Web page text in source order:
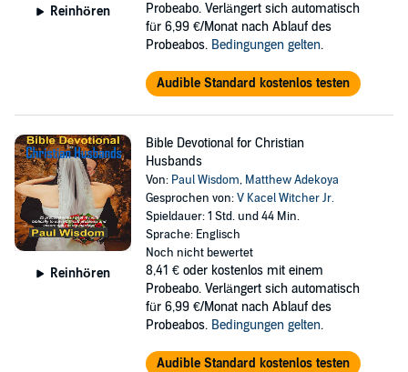
Reinhören
Probeabo. Verlängert sich automatisch
für 6,99 €/Monat nach Ablauf des
Probeabos. Bedingungen gelten.
Audible Standard kostenlos testen
Reinhören
Bible Devotional for Christian
Husbands
Von: Paul Wisdom, Matthew Adekoya
Gesprochen von:V Kacel Witcher Jr.
Spieldauer: 1 Std. und 44 Min.
Sprache: Englisch
Noch nicht bewertet
8,41 € oder kostenlos mit einem
Probeabo. Verlängert sich automatisch
für 6,99 €/Monat nach Ablauf des
Probeabos. Bedingungen gelten.
Audible Standard kostenlos testen